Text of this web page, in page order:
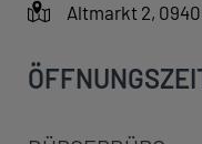
Altmarkt 2,